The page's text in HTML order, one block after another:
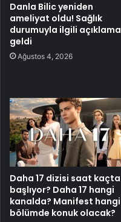
Danla Bilic yeniden
ameliyat oldu! Sağlık
durumuyla ilgili açıklama
geldi
Ağustos 4, 2026
Daha 17 dizisi saat kaçta
başlıyor? Daha 17 hangi
kanalda? Manifest hangi
bölümde konuk olacak?